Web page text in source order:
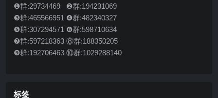
❶群:29734469 ❷群:194231069
❸群:465566951 ❹群:482340327
❺群:307294571 ❻群:598710634
❼群:597218363 ⑧群:188350205
❾群:192706463 ⑩群:1029288140
标签